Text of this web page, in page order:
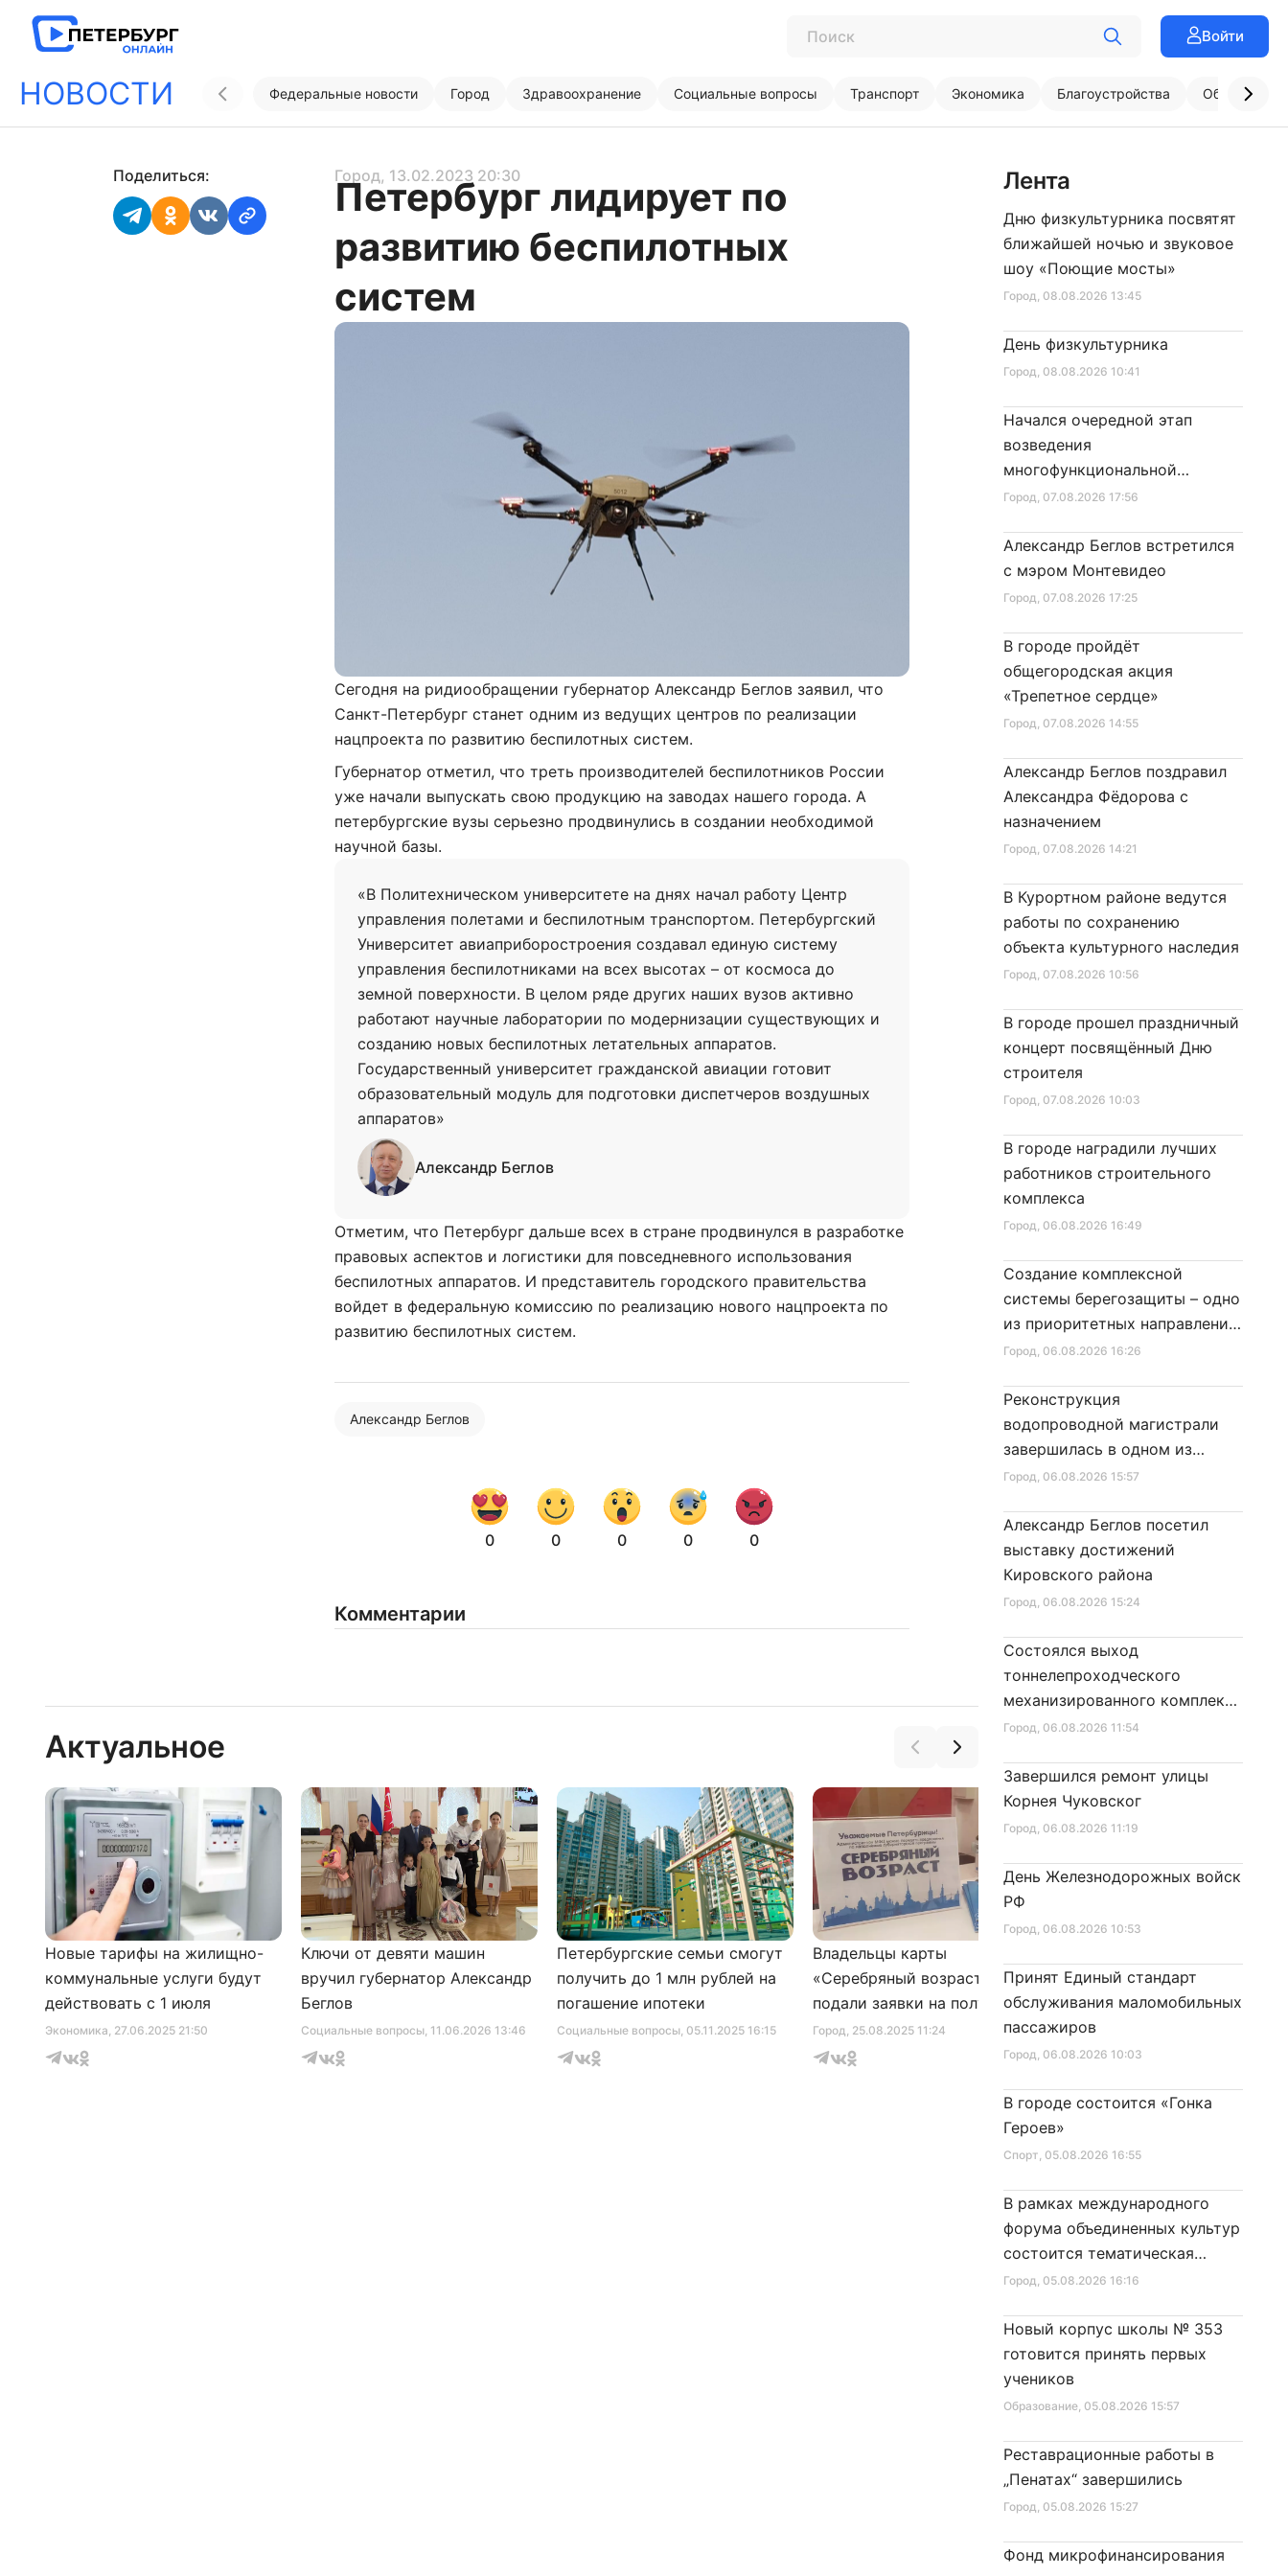
Войти
НОВОСТИ Федеральные новости Город Здравоохранение Социальные вопросы Транспорт Экономика Благоустройства
Поделиться: Город, 13.02.2023 20:30
Петербург лидирует по
развитию беспилотных
систем
Сегодня на ридиообращении губернатор Александр Беглов заявил, что
Санкт-Петербург станет одним из ведущих центров по реализации
нацпроекта по развитию беспилотных систем.
Губернатор отметил, что треть производителей беспилотников России
уже начали выпускать свою продукцию на заводах нашего города. А
петербургские вузы серьезно продвинулись в создании необходимой
научной базы.
«В Политехническом университете на днях начал работу Центр
управления полетами и беспилотным транспортом. Петербургский
Университет авиаприборостроения создавал единую систему
управления беспилотниками на всех высотах – от космоса до
земной поверхности. В целом ряде других наших вузов активно
работают научные лаборатории по модернизации существующих и
созданию новых беспилотных летательных аппаратов.
Государственный университет гражданской авиации готовит
образовательный модуль для подготовки диспетчеров воздушных
аппаратов»
Александр Беглов
Отметим, что Петербург дальше всех в стране продвинулся в разработке
правовых аспектов и логистики для повседневного использования
беспилотных аппаратов. И представитель городского правительства
войдет в федеральную комиссию по реализацию нового нацпроекта по
развитию беспилотных систем.
Александр Беглов
0 0 0 0 0
Комментарии
Актуальное
Экономика, 27.06.2025 21:50
Новые тарифы на жилищно-
коммунальные услуги будут
действовать с 1 июля
Социальные вопросы, 11.06.2026 13:46
Ключи от девяти машин
вручил губернатор Александр
Беглов
Социальные вопросы, 05.11.2025 16:15
Петербургские семьи смогут
получить до 1 млн рублей на
погашение ипотеки
Город, 25.08.2025 11:24
Владельцы карты
«Серебряный возраст»
подали заявки на получение
сертификата для посещения
музеев
Город
Закон «О внесении изменения
в Закон Санкт‑Петербурга
«Социальный кодекс
Санкт‑Петербурга»
Лента
Город, 08.08.2026 13:45
Дню физкультурника посвятят
ближайшей ночью и звуковое
шоу «Поющие мосты»
Город, 08.08.2026 10:41
День физкультурника
Город, 07.08.2026 17:56
Начался очередной этап
возведения
многофункциональной
площадки центра спорта
Город, 07.08.2026 17:25
Александр Беглов встретился
с мэром Монтевидео
Город, 07.08.2026 14:55
В городе пройдёт
общегородская акция
«Трепетное сердце»
Город, 07.08.2026 14:21
Александр Беглов поздравил
Александра Фёдорова с
назначением
Город, 07.08.2026 10:56
В Курортном районе ведутся
работы по сохранению
объекта культурного наследия
Город, 07.08.2026 10:03
В городе прошел праздничный
концерт посвящённый Дню
строителя
Город, 06.08.2026 16:49
В городе наградили лучших
работников строительного
комплекса
Город, 06.08.2026 16:26
Создание комплексной
системы берегозащиты – одно
из приоритетных направлений
развития Петербурга
Город, 06.08.2026 15:57
Реконструкция
водопроводной магистрали
завершилась в одном из
районов города
Город, 06.08.2026 15:24
Александр Беглов посетил
выставку достижений
Кировского района
Город, 06.08.2026 11:54
Состоялся выход
тоннелепроходческого
механизированного комплекса
«Надежда» на поверхность
Город, 06.08.2026 11:19
Завершился ремонт улицы
Корнея Чуковског
Город, 06.08.2026 10:53
День Железнодорожных войск
РФ
Город, 06.08.2026 10:03
Принят Единый стандарт
обслуживания маломобильных
пассажиров
Спорт, 05.08.2026 16:55
В городе состоится «Гонка
Героев»
Город, 05.08.2026 16:16
В рамках международного
форума объединенных культур
состоится тематическая
секция
Образование, 05.08.2026 15:57
Новый корпус школы № 353
готовится принять первых
учеников
Город, 05.08.2026 15:27
Реставрационные работы в
„Пенатах“ завершились
Фонд микрофинансирования